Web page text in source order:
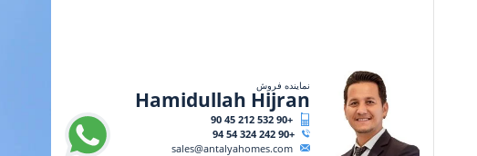
نماینده فروش
Hamidullah Hijran
+90 532 212 45 90
+90 242 324 54 94
sales@antalyahomes.com